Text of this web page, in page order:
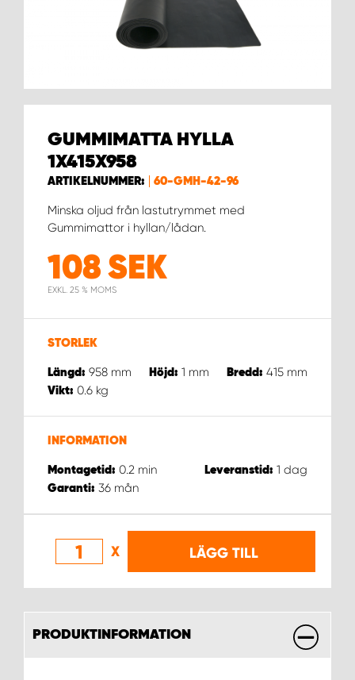
GUMMIMATTA HYLLA
1X415X958
ARTIKELNUMMER: 60-GMH-42-96
Minska oljud från lastutrymmet med
Gummimattor i hyllan/lådan.
108 SEK
EXKL. 25 % MOMS
STORLEK
Längd: 958 mm Höjd: 1 mm Bredd: 415 mm
Vikt: 0.6 kg
INFORMATION
Montagetid: 0.2 min Leveranstid: 1 dag
Garanti: 36 mån
X LÄGG TILL
PRODUKTINFORMATION
WORK SYSTEM HELSINGBORG
WORK SYSTEM JÖNKÖPING
WORK SYSTEM KARLSTAD
WORK SYSTEM KIRUNA
WORK SYSTEM KRISTIANSTAD
WORK SYSTEM LINKÖPING
WORK SYSTEM SKELLEFTEÅ
WORK SYSTEM SKÖVDE
WORK SYSTEM STAFFANSTORP
WORK SYSTEM STOCKHOLM NORR
WORK SYSTEM STOCKHOLM SYD